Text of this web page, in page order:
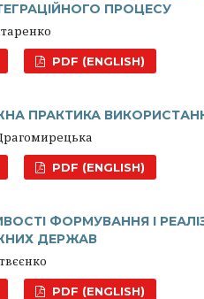
ПРОЦЕСУ
PDF (ENGLISH)
ПРАКТИКА
PDF (ENGLISH)
ФОРМУВАННЯ І
ДЕРЖАВ
PDF (ENGLISH)